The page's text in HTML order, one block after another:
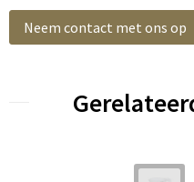
Neem contact met ons op